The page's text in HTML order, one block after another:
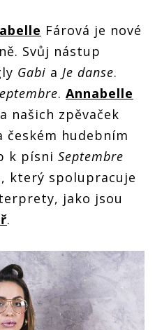
Fárová je nové
Svůj nástup
Gabi a Je danse.
. Annabelle
našich zpěvaček
českém hudebním
k písni Septembre
který spolupracuje
jako jsou
.